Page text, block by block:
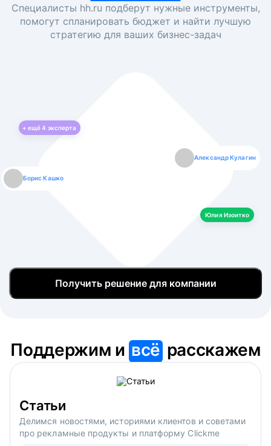
Специалисты hh.ru подберут нужные инструменты,
помогут спланировать бюджет и найти лучшую
стратегию для ваших бизнес-задач
+ ещё4 эксперта
Борис Кашко
Александр Кулагин
Юлия Изоитко
Юлия Изоитко
Даниил Макаров
Александр Кулагин
Екатерина Лазаренко
Даниил Макаров
Борис Кашко
Екатерина Лазаренко
Юлия Изоитко
Получить решение для компании
Поддержим ивсё расскажем
Статьи
Делимся новостями, историями клиентов и советами
про рекламные продукты и платформу Clickme